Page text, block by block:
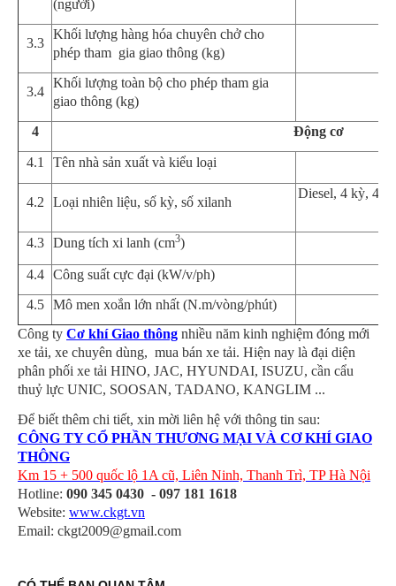
(người)
3.3
Khối lượng hàng hóa chuyên chở cho
phép tham gia giao thông (kg)
3.4
Khối lượng toàn bộ cho phép tham gia
giao thông (kg)
4
Động cơ
4.1 Tên nhà sản xuất và kiểu loại
4.2 Loại nhiên liệu, số kỳ, số xilanh
Diesel, 4 kỳ, 4
4.3 Dung tích xi lanh (cm3)
4.4
Công suất cực đại (kW/v/ph)
4.5
Mô men xoắn lớn nhất (N.m/vòng/phút)
Công ty Cơ khí Giao thông nhiều năm kinh nghiệm đóng mới
xe tải, xe chuyên dùng, mua bán xe tải. Hiện nay là đại diện
phân phối xe tải HINO, JAC, HYUNDAI, ISUZU, cần cẩu
thuỷ lực UNIC, SOOSAN, TADANO, KANGLIM ...
Để biết thêm chi tiết, xin mời liên hệ với thông tin sau:
CÔNG TY CỔ PHẦN THƯƠNG MẠI VÀ CƠ KHÍ GIAO
THÔNG
Km 15 + 500 quốc lộ 1A cũ, Liên Ninh, Thanh Trì, TP Hà Nội
Hotline: 090 345 0430 - 097 181 1618
Website: www.ckgt.vn
Email: ckgt2009@gmail.com